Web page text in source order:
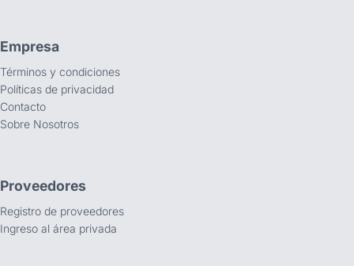
Empresa
Términos y condiciones
Políticas de privacidad
Contacto
Sobre Nosotros
Proveedores
Registro de proveedores
Ingreso al área privada